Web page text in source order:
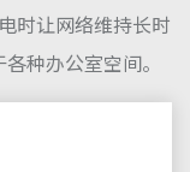
时让网络维持长时
种办公室空间。